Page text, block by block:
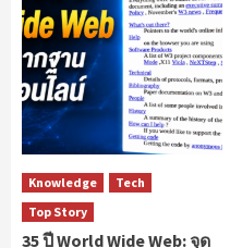
Knowledge
Tech
Top Story
35 ปี World Wide Web: จุด